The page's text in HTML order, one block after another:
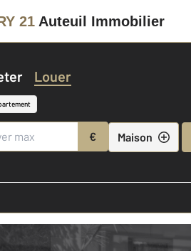
21 Auteuil Immobilier
Louer
€ Maison